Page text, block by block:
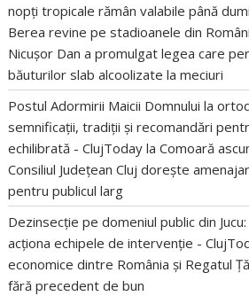
nopți tropicale rămân valabile până
Berea revine pe stadioanele din
Nicușor Dan a promulgat legea care
băuturilor slab alcoolizate la meciuri
Postul Adormirii Maicii Domnului la
semnificații, tradiții și recomandări
echilibrată - ClujToday laComoară
Consiliul Județean Cluj dorește
pentru publicul larg
Dezinsecție pe domeniul public din
acționa echipele de intervenție -
economice dintre România și Regatul
fără precedent de bun